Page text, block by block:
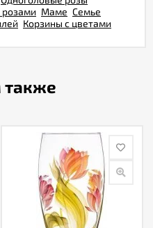
розами Маме Семье
Корзины с цветами
также